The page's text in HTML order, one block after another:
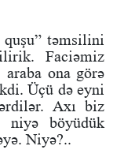
quşu” təmsilini
Faciəmiz
ona görə
Üçü də eyni
Axı biz
niyə böyüdük
Niyə?..